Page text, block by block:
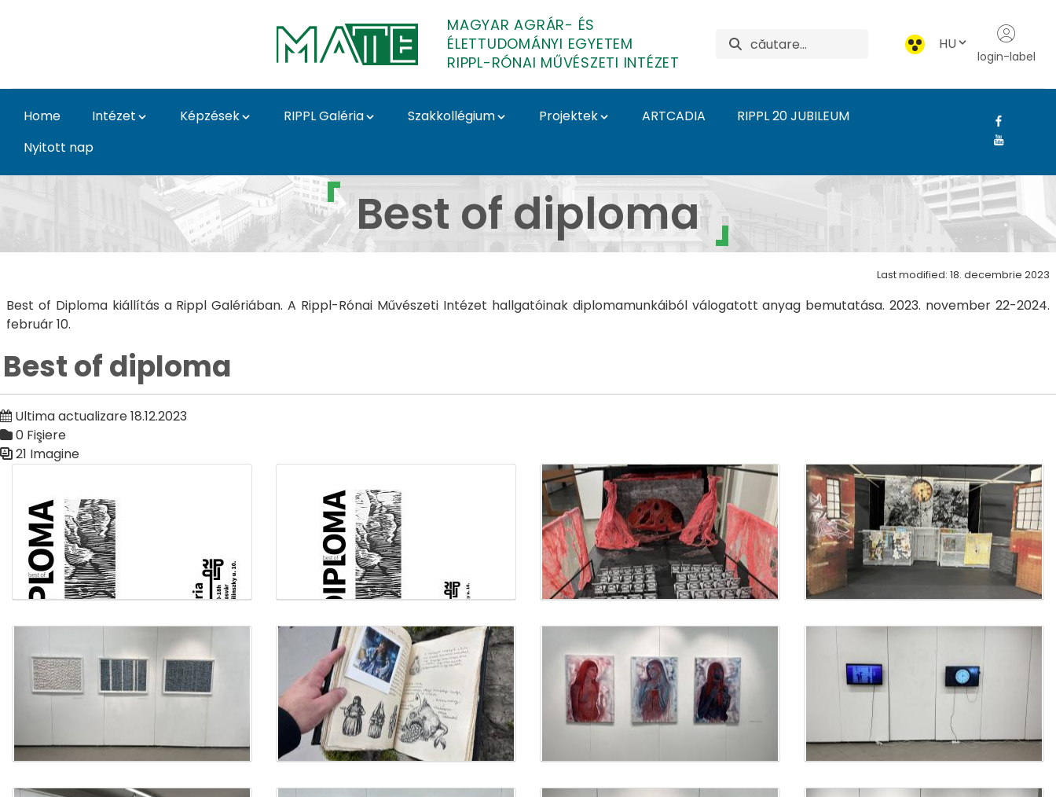
MAGYAR AGRÁR- ÉS
ÉLETTUDOMÁNYI EGYETEM
RIPPL-RÓNAI MŰVÉSZETI INTÉZET
HU
login-label
Home Intézet Képzések RIPPL Galéria Szakkollégium Projektek ARTCADIA
RIPPL 20 JUBILEUM
Nyitott nap
Best of diploma - Best of diploma - Rippl-Rónai Művészeti Intézet
Best of diploma
Last modified: 18. decembrie 2023
Best of Diploma kiállítás a Rippl Galériában. A Rippl-Rónai Művészeti Intézet hallgatóinak diplomamunkáiból válogatott anyag bemutatása. 2023. november 22-2024.
február 10.
Best of diploma
Ultima actualizare 18.12.2023
0 Fişiere
21 Imagine